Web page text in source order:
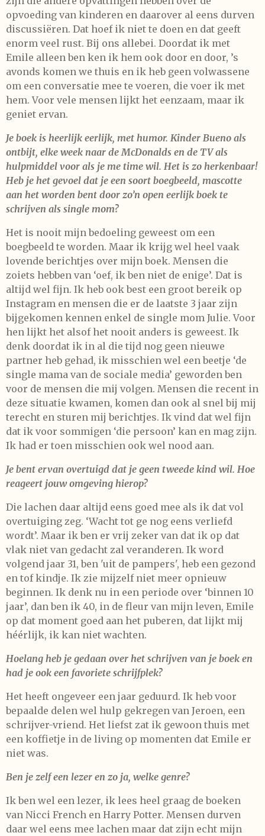
opvoeding van kinderen en daarover al eens durven
discussiëren. Dat hoef ik niet te doen en dat geeft
enorm veel rust. Bij ons allebei. Doordat ik met
Emile alleen ben ken ik hem ook door en door, ’s
avonds komen we thuis en ik heb geen volwassene
om een conversatie mee te voeren, die voer ik met
hem. Voor vele mensen lijkt het eenzaam, maar ik
geniet ervan.
Je boek is heerlijk eerlijk, met humor. Kinder Bueno als
ontbijt, elke week naar de McDonalds en de TV als
hulpmiddel voor als je me time wil. Het is zo herkenbaar!
Heb je het gevoel dat je een soort boegbeeld, mascotte
aan het worden bent door zo’n open eerlijk boek te
schrijven als single mom?
Het is nooit mijn bedoeling geweest om een
boegbeeld te worden. Maar ik krijg wel heel vaak
lovende berichtjes over mijn boek. Mensen die
zoiets hebben van ‘oef, ik ben niet de enige’. Dat is
altijd wel fijn. Ik heb ook best een groot bereik op
Instagram en mensen die er de laatste 3 jaar zijn
bijgekomen kennen enkel de single mom Julie. Voor
hen lijkt het alsof het nooit anders is geweest. Ik
denk doordat ik in al die tijd nog geen nieuwe
partner heb gehad, ik misschien wel een beetje ‘de
single mama van de sociale media’ geworden ben
voor de mensen die mij volgen. Mensen die recent in
deze situatie kwamen, komen dan ook al snel bij mij
terecht en sturen mij berichtjes. Ik vind dat wel fijn
dat ik voor sommigen ‘die persoon’ kan en mag zijn.
Ik had er toen misschien ook wel nood aan.
Je bent ervan overtuigd dat je geen tweede kind wil. Hoe
reageert jouw omgeving hierop?
Die lachen daar altijd eens goed mee als ik dat vol
overtuiging zeg. ‘Wacht tot ge nog eens verliefd
wordt’. Maar ik ben er vrij zeker van dat ik op dat
vlak niet van gedacht zal veranderen. Ik word
volgend jaar 31, ben 'uit de pampers', heb een gezond
en tof kindje. Ik zie mijzelf niet meer opnieuw
beginnen. Ik denk nu in een periode over ‘binnen 10
jaar’, dan ben ik 40, in de fleur van mijn leven, Emile
op dat moment goed aan het puberen, dat lijkt mij
héérlijk, ik kan niet wachten.
Hoelang heb je gedaan over het schrijven van je boek en
had je ook een favoriete schrijfplek?
Het heeft ongeveer een jaar geduurd. Ik heb voor
bepaalde delen wel hulp gekregen van Jeroen, een
schrijver-vriend. Het liefst zat ik gewoon thuis met
een koffietje in de living op momenten dat Emile er
niet was.
Ben je zelf een lezer en zo ja, welke genre?
Ik ben wel een lezer, ik lees heel graag de boeken
van Nicci French en Harry Potter. Mensen durven
daar wel eens mee lachen maar dat zijn echt mijn